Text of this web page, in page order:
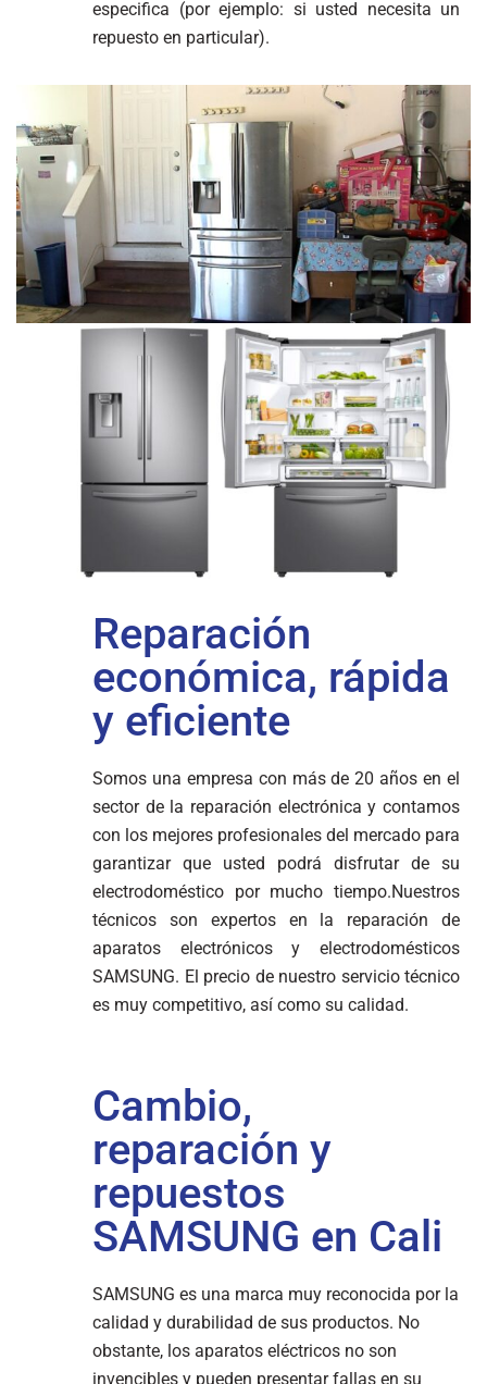
especifica (por ejemplo: si usted necesita un
repuesto en particular).
Reparación
económica, rápida
y eficiente
Somos una empresa con más de 20 años en el
sector de la reparación electrónica y contamos
con los mejores profesionales del mercado para
garantizar que usted podrá disfrutar de su
electrodoméstico por mucho tiempo.Nuestros
técnicos son expertos en la reparación de
aparatos electrónicos y electrodomésticos
SAMSUNG. El precio de nuestro servicio técnico
es muy competitivo, así como su calidad.
Cambio,
reparación y
repuestos
SAMSUNG en Cali
SAMSUNG es una marca muy reconocida por la
calidad y durabilidad de sus productos. No
obstante, los aparatos eléctricos no son
invencibles y pueden presentar fallas en su